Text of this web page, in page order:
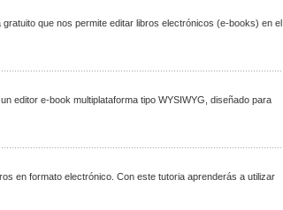
que nos permite editar libros electrónicos (e-books) en el
editor e-book multiplataforma tipo WYSIWYG, diseñado para
en formato electrónico. Con este tutoria aprenderás a utilizar